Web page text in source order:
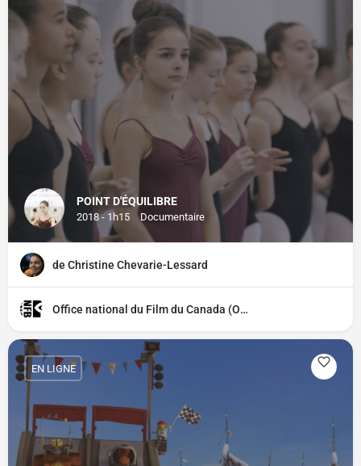
POINT D'ÉQUILIBRE
2018 - 1h15 Documentaire
de Christine Chevarie-Lessard
Office national du Film du Canada (ONF)
EN LIGNE